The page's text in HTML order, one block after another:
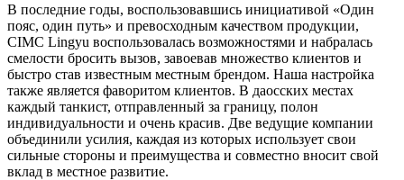
В последние годы, воспользовавшись инициативой «Один
пояс, один путь» и превосходным качеством продукции,
CIMC Lingyu воспользовалась возможностями и набралась
смелости бросить вызов, завоевав множество клиентов и
быстро став известным местным брендом. Наша настройка
также является фаворитом клиентов. В даосских местах
каждый танкист, отправленный за границу, полон
индивидуальности и очень красив. Две ведущие компании
объединили усилия, каждая из которых использует свои
сильные стороны и преимущества и совместно вносит свой
вклад в местное развитие.